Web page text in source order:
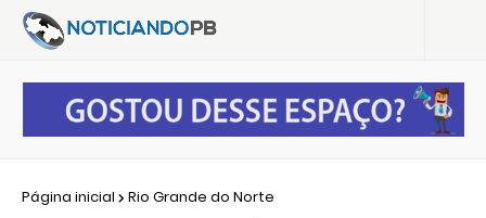
Página inicial Rio Grande do Norte